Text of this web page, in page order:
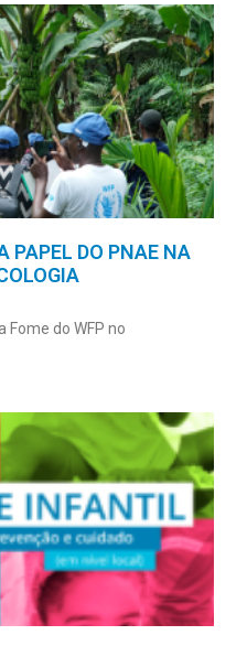
PAPEL DO PNAE NA
Fome do WFP no